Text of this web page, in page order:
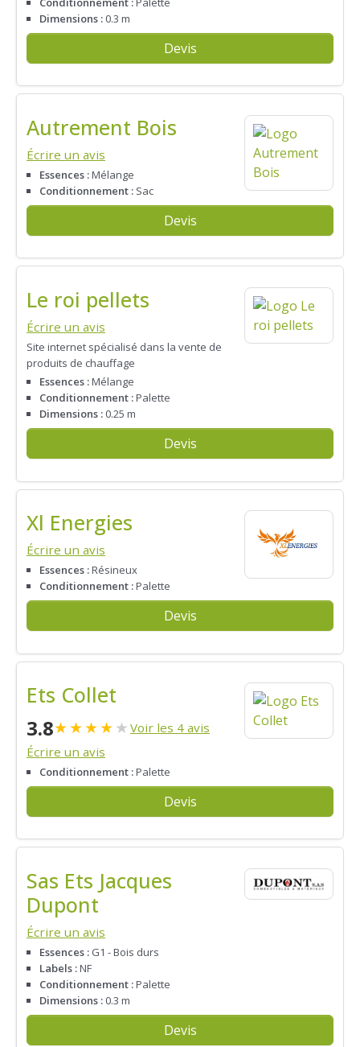
Dimensions : 0.3 m
Devis
Autrement Bois
Écrire un avis
Essences :Mélange
Conditionnement : Sac
Devis
Le roi pellets
Écrire un avis
Site internet spécialisé dans la vente de
produits de chauffage
Essences :Mélange
Conditionnement :Palette
Dimensions : 0.25 m
Devis
Xl Energies
Écrire un avis
Essences :Résineux
Conditionnement :Palette
Devis
Ets Collet
3.8★★★★★ Voir les 4 avis
Écrire un avis
Conditionnement :Palette
Devis
Sas Ets Jacques
Dupont
Écrire un avis
Essences : G1 - Bois durs
Labels :NF
Conditionnement :Palette
Dimensions : 0.3 m
Devis